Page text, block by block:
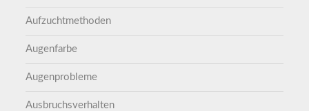
Aufzuchtmethoden
Augenfarbe
Augenprobleme
Ausbruchsverhalten